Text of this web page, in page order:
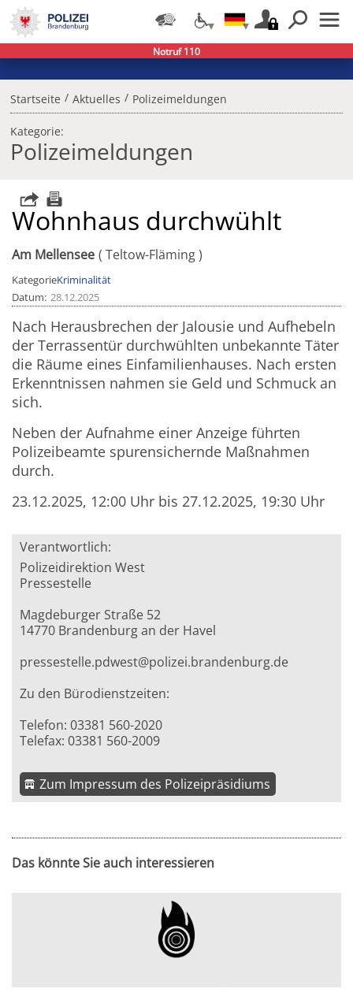
Startseite / Aktuelles / Polizeimeldungen
Kategorie:
Polizeimeldungen
Wohnhaus durchwühlt
Am Mellensee Teltow-Fläming
KategorieKriminalität
Datum 28.12.2025
Nach Herausbrechen der Jalousie und Aufhebeln
der Terrassentür durchwühlten unbekannte Täter
die Räume eines Einfamilienhauses. Nach ersten
Erkenntnissen nahmen sie Geld und Schmuck an
sich.
Neben der Aufnahme einer Anzeige führten
Polizeibeamte spurensichernde Maßnahmen
durch.
23.12.2025, 12:00 Uhr bis 27.12.2025, 19:30 Uhr
Verantwortlich:
Polizeidirektion West
Pressestelle
Magdeburger Straße 52
14770 Brandenburg an der Havel
pressestelle.pdwest@polizei.brandenburg.de
Zu den Bürodienstzeiten:
Telefon: 03381 560-2020
Telefax: 03381 560-2009
Zum Impressum des Polizeipräsidiums
Das könnte Sie auch interessieren
Notruf 110